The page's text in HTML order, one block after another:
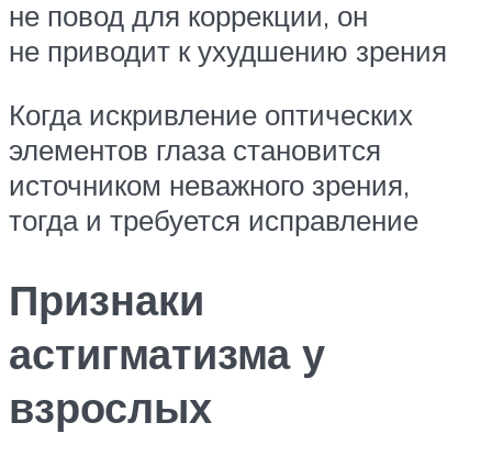
не повод для коррекции, он
не приводит к ухудшению зрения
Когда искривление оптических
элементов глаза становится
источником неважного зрения,
тогда и требуется исправление
Признаки
астигматизма у
взрослых